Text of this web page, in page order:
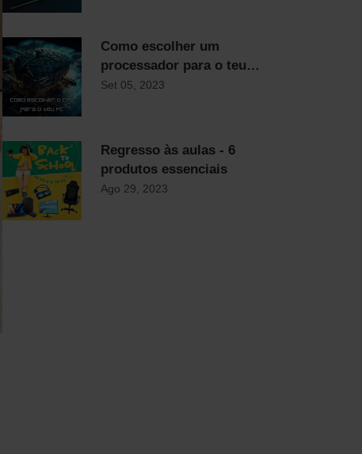
Como escolher um
processador para o teu
computador
Set 05, 2023
Regresso às aulas - 6
produtos essenciais
Ago 29, 2023